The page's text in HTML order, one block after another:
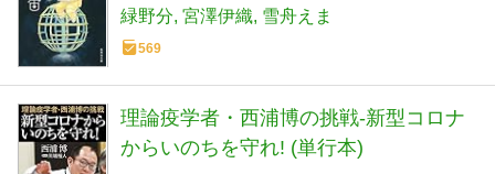
緑野分 宮澤伊織 雪舟えま
569
理論疫学者・西浦博の挑戦-新型コロナ
からいのちを守れ! (単行本)